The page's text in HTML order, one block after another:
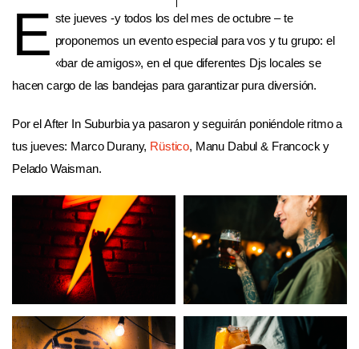
E ste jueves -y todos los del mes de octubre – te
proponemos un evento especial para vos y tu grupo: el
«bar de amigos», en el que diferentes Djs locales se
hacen cargo de las bandejas para garantizar pura diversión.
Por el After In Suburbia ya pasaron y seguirán poniéndole ritmo a
tus jueves: Marco Durany, Rüstico, Manu Dabul & Francock y
Pelado Waisman.